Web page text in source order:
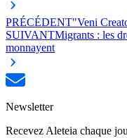
PRÉCÉDENT"Veni
SUIVANTMigrants : les
monnayent
Newsletter
Recevez Aleteia chaque